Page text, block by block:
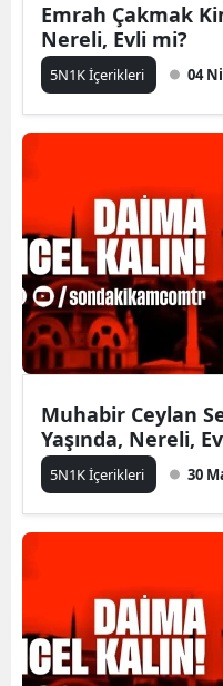
Emrah Çakmak
Nereli, Evli mi?
5N1K İçerikleri 04
Muhabir Ceylan
Yaşında, Nereli,
5N1K İçerikleri 30